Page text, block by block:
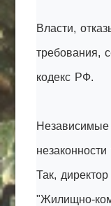
Власти,
требования,
кодекс РФ.
Так,
"Жилищно-